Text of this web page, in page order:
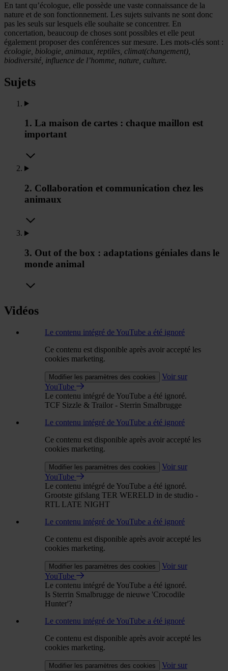
En tant qu’écologue, elle possède une vaste connaissance de la
nature et de son fonctionnement. Les sujets suivants ne sont donc
pas les seuls sur lesquels elle souhaite se concentrer. En
concertation, beaucoup de choses sont possibles et elle peut
également proposer des conférences sur mesure. Les mots-clés sont :
écologie, biologie, animaux, reptiles, climat(changement),
biodiversité, influence de l’homme, nature, culture.
Sujets
1. La maison de cartes : chaque maillon est
important
2. Collaboration et communication chez les
animaux
3. Out of the box : adaptations géniales dans le
monde animal
Vidéos
Le contenu intégré de YouTube a été ignoré
Ce contenu est disponible après avoir accepté les
cookies marketing.
Modifier les paramètres des cookies
Voir sur
YouTube
Le contenu intégré de YouTube a été ignoré.
TCF Sizzle & Trailor - Sterrin Smalbrugge
Le contenu intégré de YouTube a été ignoré
Ce contenu est disponible après avoir accepté les
cookies marketing.
Modifier les paramètres des cookies
Voir sur
YouTube
Le contenu intégré de YouTube a été ignoré.
Grootste gifslang TER WERELD in de studio -
RTL LATE NIGHT
Le contenu intégré de YouTube a été ignoré
Ce contenu est disponible après avoir accepté les
cookies marketing.
Modifier les paramètres des cookies
Voir sur
YouTube
Le contenu intégré de YouTube a été ignoré.
Is Sterrin Smalbrugge de nieuwe 'Crocodile
Hunter'?
Le contenu intégré de YouTube a été ignoré
Ce contenu est disponible après avoir accepté les
cookies marketing.
Modifier les paramètres des cookies
Voir sur